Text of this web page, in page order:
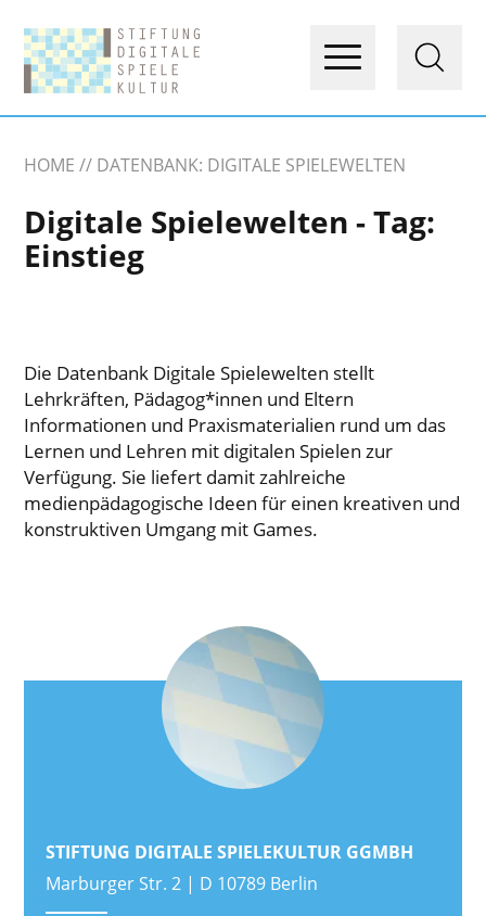
HOME DATENBANK: DIGITALE SPIELEWELTEN
Digitale Spielewelten - Tag:
Einstieg
Die Datenbank Digitale Spielewelten stellt
Lehrkräften, Pädagog*innen und Eltern
Informationen und Praxismaterialien rund um das
Lernen und Lehren mit digitalen Spielen zur
Verfügung. Sie liefert damit zahlreiche
medienpädagogische Ideen für einen kreativen und
konstruktiven Umgang mit Games.
STIFTUNG DIGITALE SPIELEKULTUR GGMBH
Marburger Str. 2 | D 10789 Berlin